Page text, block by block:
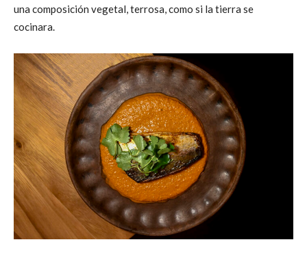
una composición vegetal, terrosa, como si la tierra se
cocinara.